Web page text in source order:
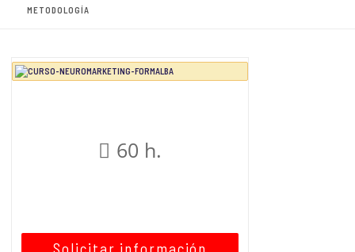
METODOLOGÍA
60 h.
Solicitar información